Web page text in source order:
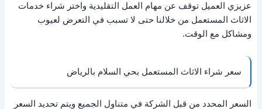
عزيزي العميل توقف عن مهام العمل التقليدية واختر شراء خدمات
الاثاث المستعمل من خلالنا حتى لا تسبب في التعرض لعيوب
ومشاكل مع الوقت.
سعر شراء الاثاث المستعمل بحي السلام بالرياض
السعر المحدد من قبل الشركة في متناول الجميع ويتم تحديد السعر